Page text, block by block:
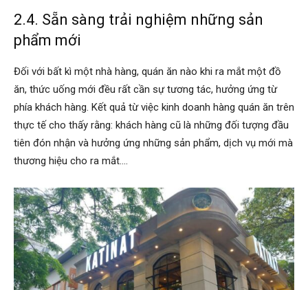
2.4. Sẵn sàng trải nghiệm những sản
phẩm mới
Đối với bất kì một nhà hàng, quán ăn nào khi ra mắt một đồ
ăn, thức uống mới đều rất cần sự tương tác, hưởng ứng từ
phía khách hàng. Kết quả từ việc kinh doanh hàng quán ăn trên
thực tế cho thấy rằng: khách hàng cũ là những đối tượng đầu
tiên đón nhận và hưởng ứng những sản phẩm, dịch vụ mới mà
thương hiệu cho ra mắt….